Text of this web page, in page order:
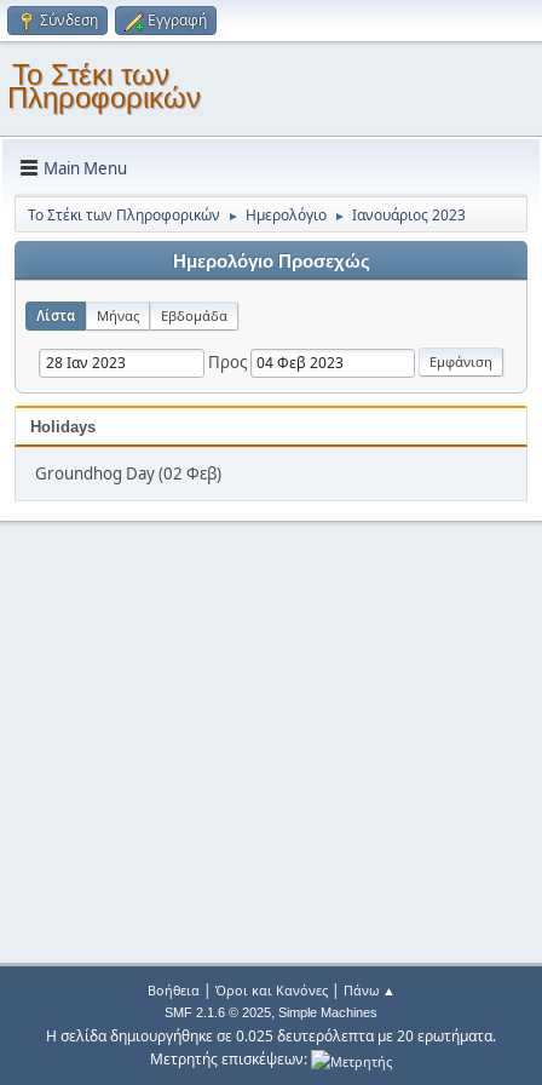
Σύνδεση Εγγραφή
Το Στέκι των
Πληροφορικών
Main Menu
Το Στέκι των Πληροφορικών ► Ημερολόγιο ► Ιανουάριος 2023
Ημερολόγιο Προσεχώς
Λίστα Μήνας Εβδομάδα
Προς
Holidays
Groundhog Day (02 Φεβ)
Βοήθεια| Όροι και Κανόνες| Πάνω ▲
SMF 2.1.6 © 2025, Simple Machines
Η σελίδα δημιουργήθηκε σε 0.025 δευτερόλεπτα με 20 ερωτήματα.
Μετρητής επισκέψεων: